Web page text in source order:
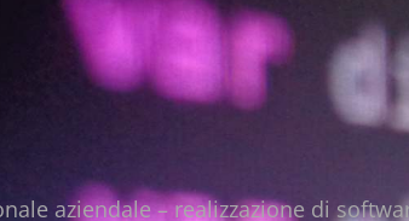
aziendale – realizzazione di